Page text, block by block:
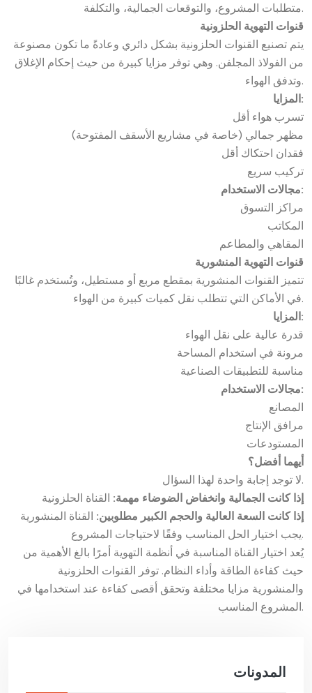
متطلبات المشروع، والتوقعات الجمالية، والتكلفة.
قنوات التهوية الحلزونية
يتم تصنيع القنوات الحلزونية بشكل دائري وعادةً ما تكون مصنوعة
من الفولاذ المجلفن. وهي توفر مزايا كبيرة من حيث إحكام الإغلاق
وتدفق الهواء.
المزايا:
تسرب هواء أقل
مظهر جمالي (خاصة في مشاريع الأسقف المفتوحة)
فقدان احتكاك أقل
تركيب سريع
مجالات الاستخدام:
مراكز التسوق
المكاتب
المقاهي والمطاعم
قنوات التهوية المنشورية
تتميز القنوات المنشورية بمقطع مربع أو مستطيل، وتُستخدم غالبًا
في الأماكن التي تتطلب نقل كميات كبيرة من الهواء.
المزايا:
قدرة عالية على نقل الهواء
مرونة في استخدام المساحة
مناسبة للتطبيقات الصناعية
مجالات الاستخدام:
المصانع
مرافق الإنتاج
المستودعات
أيهما أفضل؟
لا توجد إجابة واحدة لهذا السؤال.
إذا كانت الجمالية وانخفاض الضوضاء مهمة: القناة الحلزونية
إذا كانت السعة العالية والحجم الكبير مطلوبين: القناة المنشورية
يجب اختيار الحل المناسب وفقًا لاحتياجات المشروع.
يُعد اختيار القناة المناسبة في أنظمة التهوية أمرًا بالغ الأهمية من
حيث كفاءة الطاقة وأداء النظام. توفر القنوات الحلزونية
والمنشورية مزايا مختلفة وتحقق أقصى كفاءة عند استخدامها في
المشروع المناسب.
المدونات